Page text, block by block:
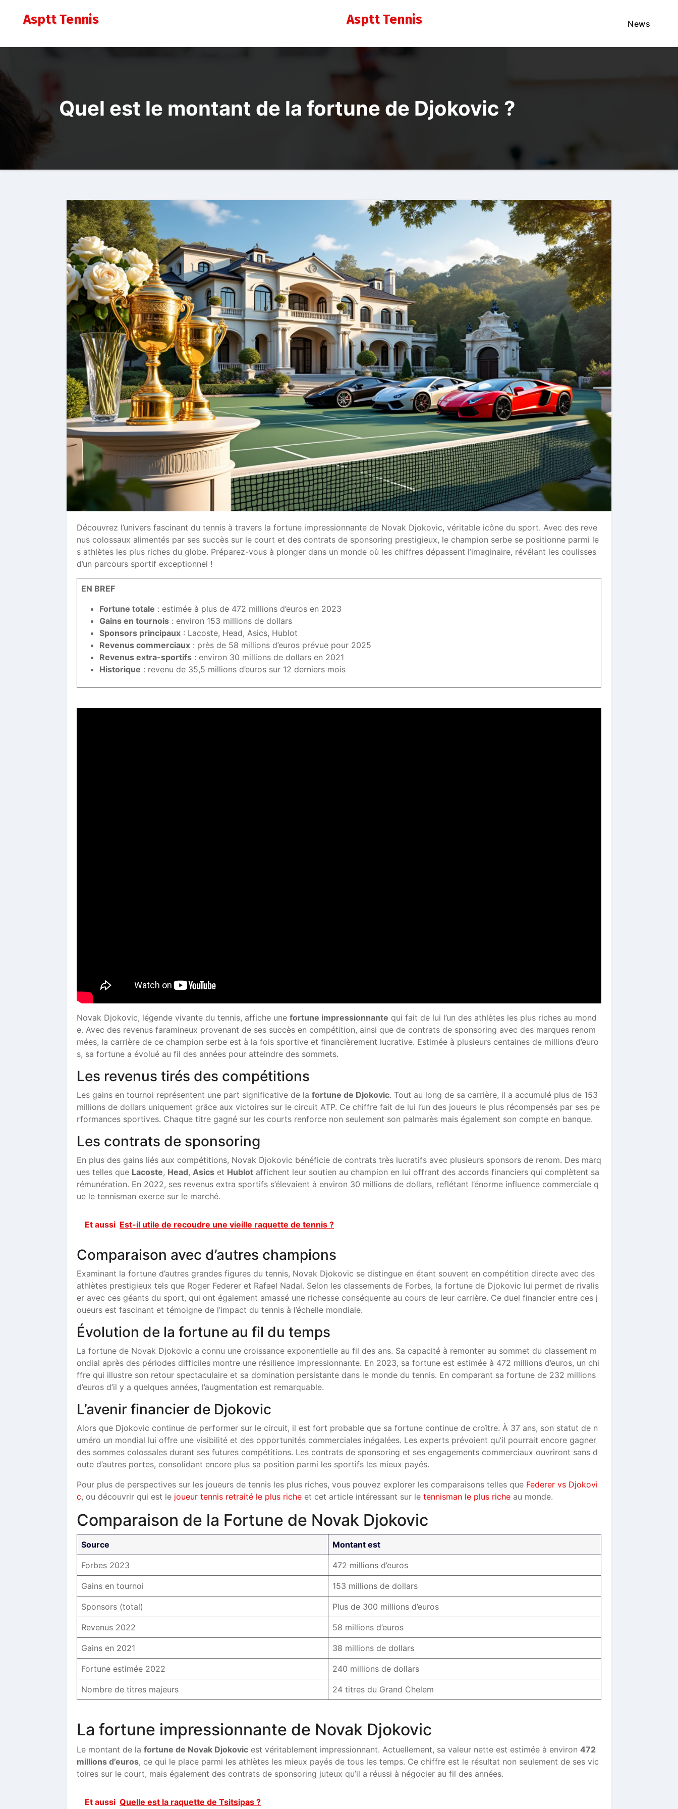
Asptt Tennis Asptt Tennis News
Quel est le montant de la fortune de Djokovic ?
Découvrez l’univers fascinant du tennis à travers la fortune impressionnante de Novak Djokovic, véritable icône du sport. Avec des reve
nus colossaux alimentés par ses succès sur le court et des contrats de sponsoring prestigieux, le champion serbe se positionne parmi le
s athlètes les plus riches du globe. Préparez-vous à plonger dans un monde où les chiffres dépassent l’imaginaire, révélant les coulisses
d’un parcours sportif exceptionnel !
EN BREF
Fortune totale : estimée à plus de 472 millions d’euros en 2023
Gains en tournois : environ 153 millions de dollars
Sponsors principaux : Lacoste, Head, Asics, Hublot
Revenus commerciaux : près de 58 millions d’euros prévue pour 2025
Revenus extra-sportifs : environ 30 millions de dollars en 2021
Historique : revenu de 35,5 millions d’euros sur 12 derniers mois
Novak Djokovic, légende vivante du tennis, affiche une fortune impressionnante qui fait de lui l’un des athlètes les plus riches au mond
e. Avec des revenus faramineux provenant de ses succès en compétition, ainsi que de contrats de sponsoring avec des marques renom
mées, la carrière de ce champion serbe est à la fois sportive et financièrement lucrative. Estimée à plusieurs centaines de millions d’euro
s, sa fortune a évolué au fil des années pour atteindre des sommets.
Les revenus tirés des compétitions
Les gains en tournoi représentent une part significative de la fortune de Djokovic. Tout au long de sa carrière, il a accumulé plus de 153
millions de dollars uniquement grâce aux victoires sur le circuit ATP. Ce chiffre fait de lui l’un des joueurs le plus récompensés par ses pe
rformances sportives. Chaque titre gagné sur les courts renforce non seulement son palmarès mais également son compte en banque.
Les contrats de sponsoring
En plus des gains liés aux compétitions, Novak Djokovic bénéficie de contrats très lucratifs avec plusieurs sponsors de renom. Des marq
ues telles que Lacoste, Head, Asics et Hublot affichent leur soutien au champion en lui offrant des accords financiers qui complètent sa
rémunération. En 2022, ses revenus extra sportifs s’élevaient à environ 30 millions de dollars, reflétant l’énorme influence commerciale q
ue le tennisman exerce sur le marché.
Et aussi Est-il utile de recoudre une vieille raquette de tennis ?
Comparaison avec d’autres champions
Examinant la fortune d’autres grandes figures du tennis, Novak Djokovic se distingue en étant souvent en compétition directe avec des
athlètes prestigieux tels que Roger Federer et Rafael Nadal. Selon les classements de Forbes, la fortune de Djokovic lui permet de rivalis
er avec ces géants du sport, qui ont également amassé une richesse conséquente au cours de leur carrière. Ce duel financier entre ces j
oueurs est fascinant et témoigne de l’impact du tennis à l’échelle mondiale.
Évolution de la fortune au fil du temps
La fortune de Novak Djokovic a connu une croissance exponentielle au fil des ans. Sa capacité à remonter au sommet du classement m
ondial après des périodes difficiles montre une résilience impressionnante. En 2023, sa fortune est estimée à 472 millions d’euros, un chi
ffre qui illustre son retour spectaculaire et sa domination persistante dans le monde du tennis. En comparant sa fortune de 232 millions
d’euros d’il y a quelques années, l’augmentation est remarquable.
L’avenir financier de Djokovic
Alors que Djokovic continue de performer sur le circuit, il est fort probable que sa fortune continue de croître. À 37 ans, son statut de n
uméro un mondial lui offre une visibilité et des opportunités commerciales inégalées. Les experts prévoient qu’il pourrait encore gagner
des sommes colossales durant ses futures compétitions. Les contrats de sponsoring et ses engagements commerciaux ouvriront sans d
oute d’autres portes, consolidant encore plus sa position parmi les sportifs les mieux payés.
Pour plus de perspectives sur les joueurs de tennis les plus riches, vous pouvez explorer les comparaisons telles que Federer vs Djokovi
c, ou découvrir qui est le joueur tennis retraité le plus riche et cet article intéressant sur le tennisman le plus riche au monde.
Comparaison de la Fortune de Novak Djokovic
Source Montant est
Forbes 2023 472 millions d’euros
Gains en tournoi 153 millions de dollars
Sponsors (total) Plus de 300 millions d’euros
Revenus 2022 58 millions d’euros
Gains en 2021 38 millions de dollars
Fortune estimée 2022 240 millions de dollars
Nombre de titres majeurs 24 titres du Grand Chelem
La fortune impressionnante de Novak Djokovic
Le montant de la fortune de Novak Djokovic est véritablement impressionnant. Actuellement, sa valeur nette est estimée à environ 472
millions d’euros, ce qui le place parmi les athlètes les mieux payés de tous les temps. Ce chiffre est le résultat non seulement de ses vic
toires sur le court, mais également des contrats de sponsoring juteux qu’il a réussi à négocier au fil des années.
Et aussi Quelle est la raquette de Tsitsipas ?